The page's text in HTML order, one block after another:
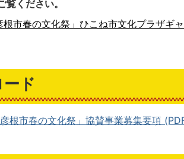
ください。
根市春の文化祭」ひこね市文化プラザギ
ド
根市春の文化祭」協賛事業募集要項